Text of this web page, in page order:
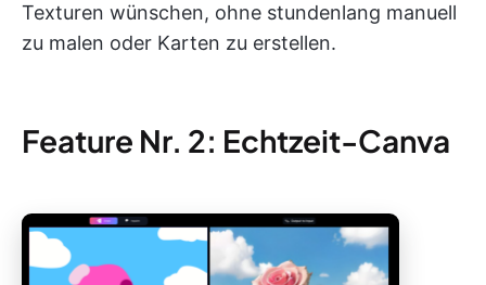
Texturen wünschen, ohne stundenlang manuell
zu malen oder Karten zu erstellen.
Feature Nr. 2: Echtzeit-Canva